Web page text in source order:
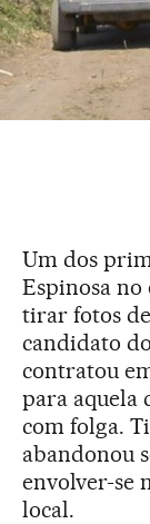
Um dos
Espinosa no
tirar fotos
candidato
contratou
para aquela
com folga.
abandonou
envolver-se
local.